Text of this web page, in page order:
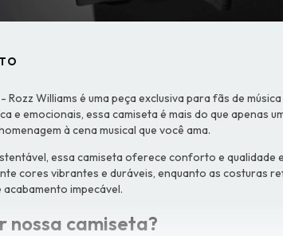
Rozz Williams é uma peça exclusiva para fãs de
e emocionais, essa camiseta é mais do que apenas
à cena musical que você ama.
essa camiseta oferece conforto e qualidade
cores vibrantes e duráveis, enquanto as costuras
impecável.
nossa camiseta?